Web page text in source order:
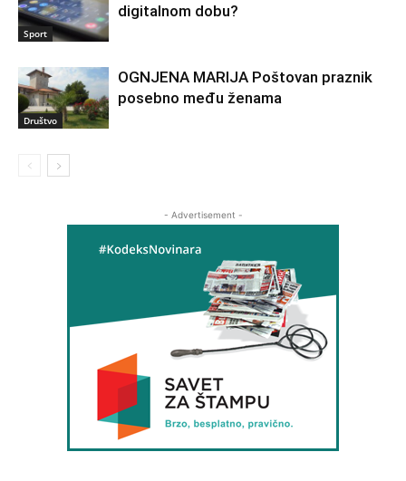
Sport
digitalnom dobu?
Društvo
OGNJENA MARIJA Poštovan praznik
posebno među ženama
- Advertisement -